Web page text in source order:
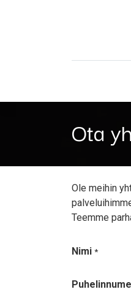
Ota
Ole meihin
Teemme
Nimi *